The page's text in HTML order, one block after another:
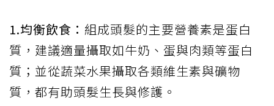
1.均衡飲食： 組成頭髮的主要營養素是蛋白
質，建議適量攝取如牛奶、蛋與肉類等蛋白
質；並從蔬菜水果攝取各類維生素與礦物
質，都有助頭髮生長與修護。